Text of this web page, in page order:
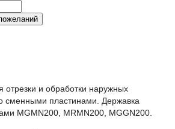
отрезки и обработки наружных
сменными пластинами. Державка
MGMN200, MRMN200, MGGN200.